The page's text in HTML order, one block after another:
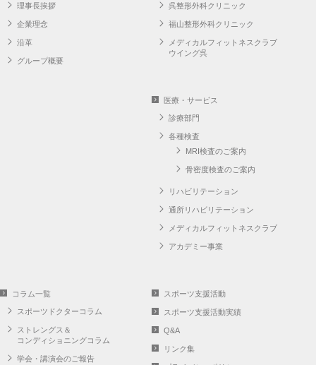
理事長挨拶
企業理念
沿革
グループ概要
呉整形外科クリニック
福山整形外科クリニック
メディカルフィットネスクラブ
ウイング呉
医療・サービス
診療部門
各種検査
MRI検査のご案内
骨密度検査のご案内
リハビリテーション
通所リハビリテーション
メディカルフィットネスクラブ
アカデミー事業
コラム一覧
スポーツドクターコラム
ストレングス＆
コンディショニングコラム
学会・講演会のご報告
スポーツ支援活動
スポーツ支援活動実績
Q&A
リンク集